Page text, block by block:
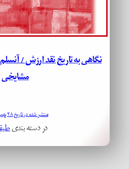
نگاهی به تاریخ نقد ارزش /
مشایخی
منتشر شده در تاریخ ۲۸ بهمن, ۱۴۰۳
در دسته بندی